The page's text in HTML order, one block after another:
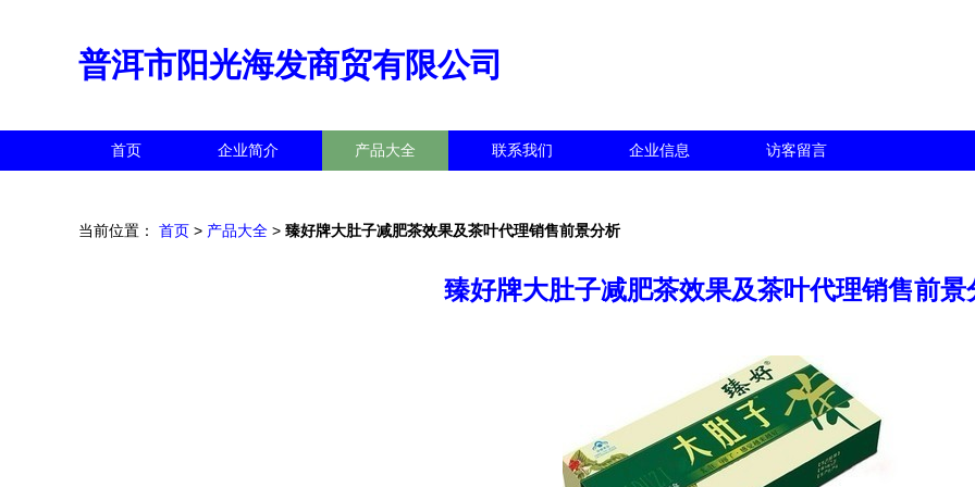
普洱市阳光海发商贸有限公司
首页 企业简介 产品大全 联系我们 企业信息 访客留言
当前位置： 首页 > 产品大全 > 臻好牌大肚子减肥茶效果及茶叶代理销售前景分析
臻好牌大肚子减肥茶效果及茶叶代理销售前景